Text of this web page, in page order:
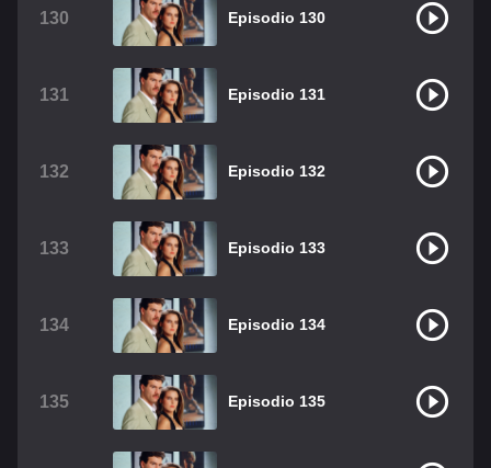
130 Episodio 130
131 Episodio 131
132 Episodio 132
133 Episodio 133
134 Episodio 134
135 Episodio 135